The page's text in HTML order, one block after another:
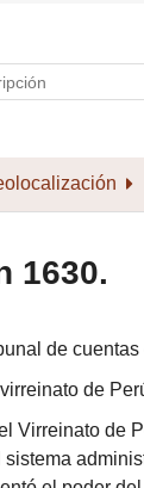
1630.
de cuentas
de
Virreinato de